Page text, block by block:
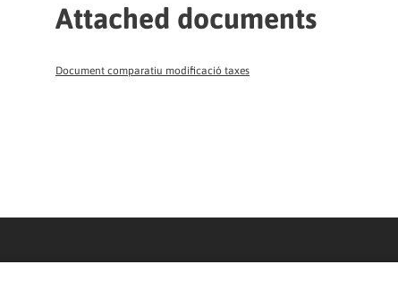
Attached documents
Document comparatiu modificació taxes